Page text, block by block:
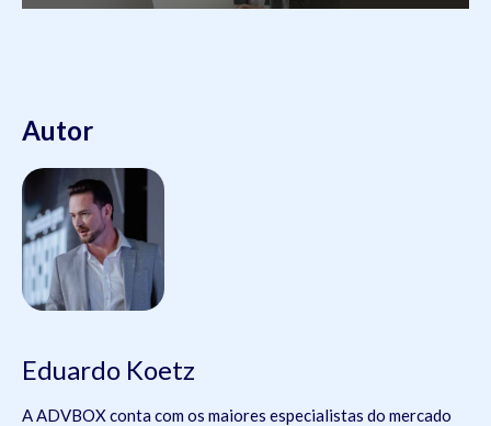
Autor
Eduardo Koetz
A ADVBOX conta com os maiores especialistas do mercado